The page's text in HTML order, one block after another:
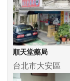
順天堂藥局
台北市大安區